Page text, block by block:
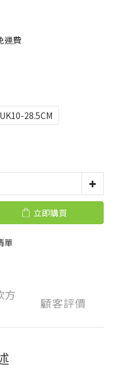
運費
UK10-28.5CM
立即購買
單
方
顧客評價